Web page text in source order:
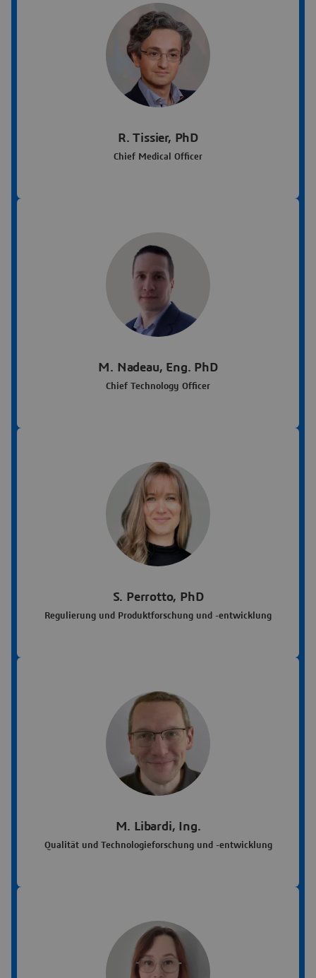
R. Tissier, PhD
Chief Medical Officer
M. Nadeau, Eng. PhD
Chief Technology Officer
S. Perrotto, PhD
Regulierung und Produktforschung und -entwicklung
M. Libardi, Ing.
Qualität und Technologieforschung und -entwicklung